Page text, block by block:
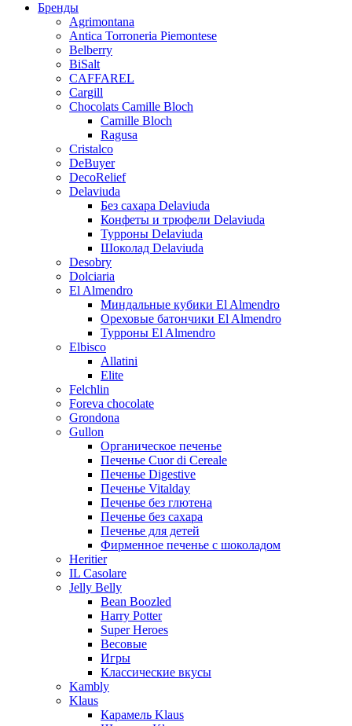
Бренды
Agrimontana
Antica Torroneria Piemontese
Belberry
BiSalt
CAFFAREL
Cargill
Chocolats Camille Bloch
Camille Bloch
Ragusa
Cristalco
DeBuyer
DecoRelief
Delaviuda
Без сахара Delaviuda
Конфеты и трюфели Delaviuda
Турроны Delaviuda
Шоколад Delaviuda
Desobry
Dolciaria
El Almendro
Миндальные кубики El Almendro
Ореховые батончики El Almendro
Турроны El Almendro
Elbisco
Allatini
Elite
Felchlin
Foreva chocolate
Grondona
Gullon
Органическое печенье
Печенье Cuor di Cereale
Печенье Digestive
Печенье Vitalday
Печенье без глютена
Печенье без сахара
Печенье для детей
Фирменное печенье с шоколадом
Heritier
IL Casolare
Jelly Belly
Bean Boozled
Harry Potter
Super Heroes
Весовые
Игры
Классические вкусы
Kambly
Klaus
Карамель Klaus